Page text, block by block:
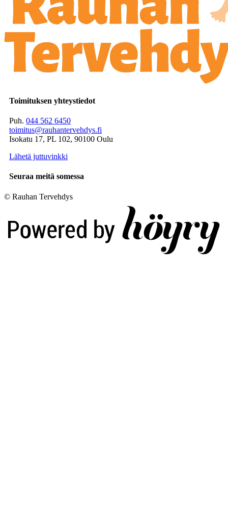
Toimituksen yhteystiedot
Puh. 044 562 6450
toimitus@rauhantervehdys.fi
Isokatu 17, PL 102, 90100 Oulu
Lähetä juttuvinkki
Seuraa meitä somessa
© Rauhan Tervehdys